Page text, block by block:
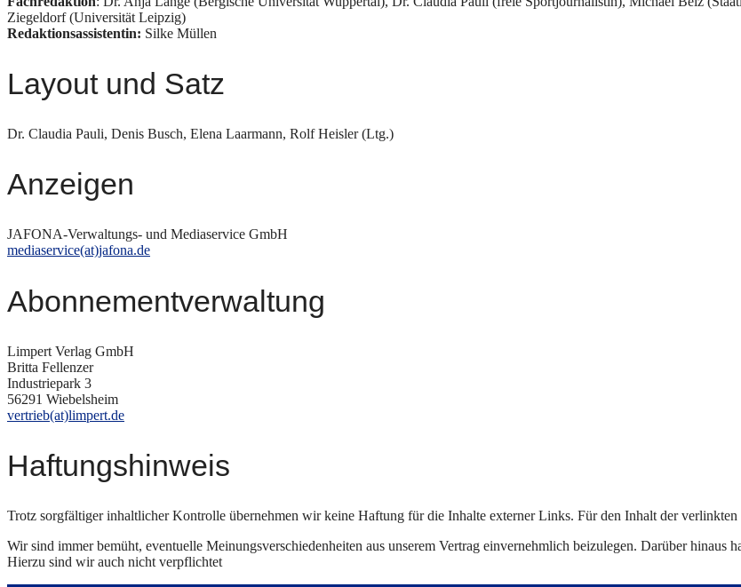
Ziegeldorf (Universität Leipzig)
Redaktionsassistentin: Silke Müllen
Layout und Satz
Dr. Claudia Pauli, Denis Busch, Elena Laarmann, Rolf Heisler (Ltg.)
Anzeigen
JAFONA-Verwaltungs- und Mediaservice GmbH
mediaservice(at)jafona.de
Abonnementverwaltung
Limpert Verlag GmbH
Britta Fellenzer
Industriepark 3
56291 Wiebelsheim
vertrieb(at)limpert.de
Haftungshinweis
Trotz sorgfältiger inhaltlicher Kontrolle übernehmen wir keine Haftung für die Inhalte externer Links. Für den Inhalt der
Wir sind immer bemüht, eventuelle Meinungsverschiedenheiten aus unserem Vertrag einvernehmlich beizulegen. Darüber hinaus
Hierzu sind wir auch nicht verpflichtet